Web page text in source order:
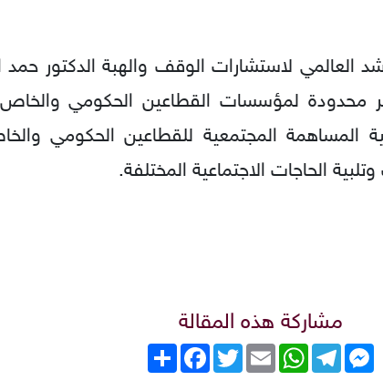
العالمي لاستشارات الوقف والهبة الدكتور حمد
محدودة لمؤسسات القطاعين الحكومي
المساهمة المجتمعية للقطاعين الحكومي
الحاجات الاجتماعية المختلفة.
مشاركة هذه المقالة
انشر
FacebookTwitterEmail
WhatsAppTelegram
Messenger